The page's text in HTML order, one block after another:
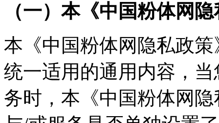
（一）本《中国粉体网
本《中国粉体网隐私政
统一适用的通用内容，
务时，本《中国粉体网